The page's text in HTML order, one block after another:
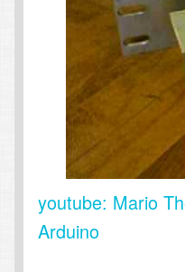
youtube: Mario
Arduino